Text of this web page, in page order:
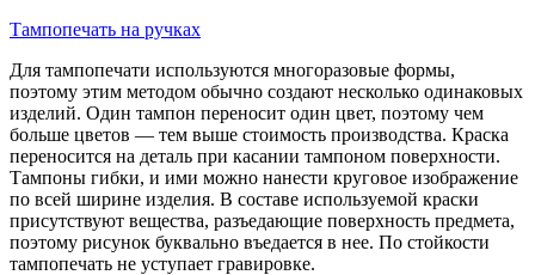
Тампопечать на ручках
Для тампопечати используются многоразовые формы,
поэтому этим методом обычно создают несколько одинаковых
изделий. Один тампон переносит один цвет, поэтому чем
больше цветов — тем выше стоимость производства. Краска
переносится на деталь при касании тампоном поверхности.
Тампоны гибки, и ими можно нанести круговое изображение
по всей ширине изделия. В составе используемой краски
присутствуют вещества, разъедающие поверхность предмета,
поэтому рисунок буквально въедается в нее. По стойкости
тампопечать не уступает гравировке.